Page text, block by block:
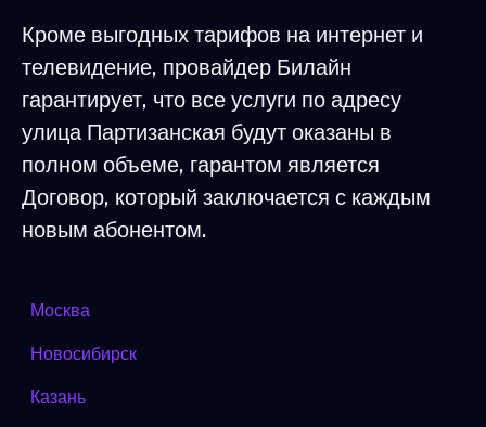
Кроме выгодных тарифов на интернет и
телевидение, провайдер Билайн
гарантирует, что все услуги по адресу
улица Партизанская будут оказаны в
полном объеме, гарантом является
Договор, который заключается с каждым
новым абонентом.
Москва
Новосибирск
Казань